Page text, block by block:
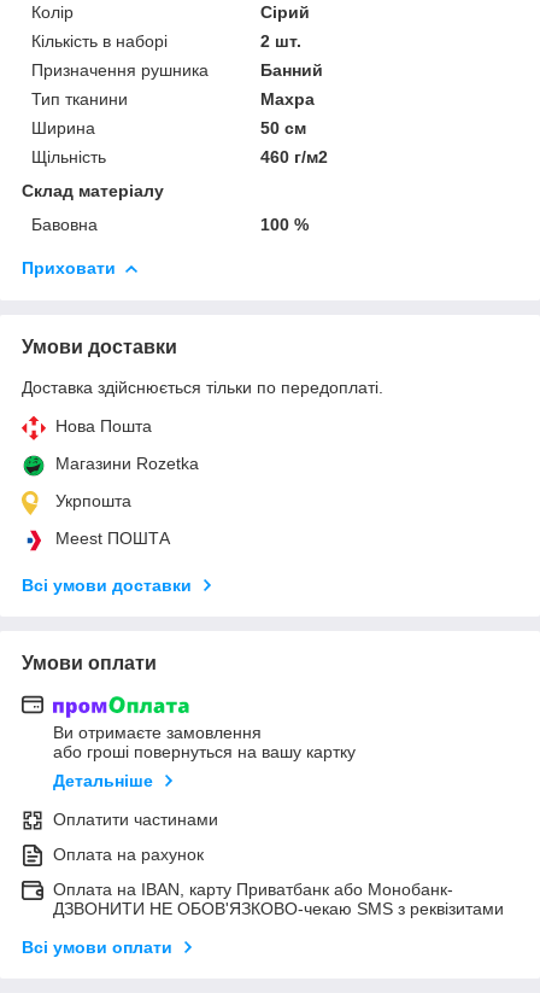
Колір
Сірий
Кількість в наборі
2 шт.
Призначення рушника
Банний
Тип тканини
Махра
Ширина
50 см
Щільність
460 г/м2
Склад матеріалу
Бавовна
100 %
Приховати
Умови доставки
Доставка здійснюється тільки по передоплаті.
Нова Пошта
Магазини Rozetka
Укрпошта
Meest ПОШТА
Всі умови доставки
Умови оплати
Ви отримаєте замовлення
або гроші повернуться на вашу картку
Детальніше
Оплатити частинами
Оплата на рахунок
Оплата на IBAN, карту Приватбанк або Монобанк-
ДЗВОНИТИ НЕ ОБОВ'ЯЗКОВО-чекаю SMS з реквізитами
Всі умови оплати